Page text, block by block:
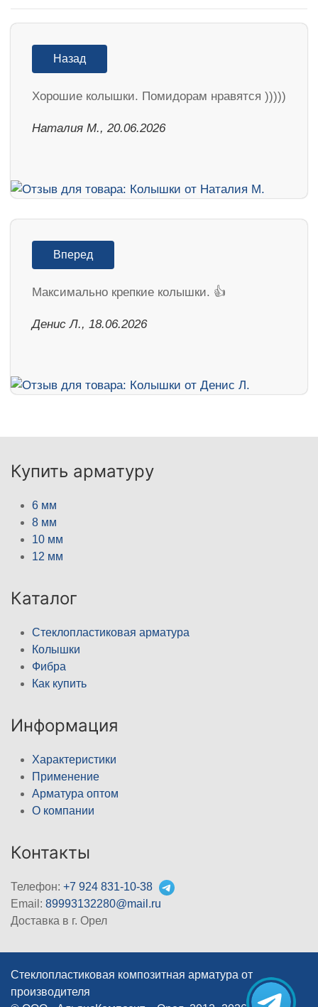
Назад
Хорошие колышки. Помидорам нравятся )))))
Наталия М., 20.06.2026
Вперед
Максимально крепкие колышки. 👍
Денис Л., 18.06.2026
Купить арматуру
6 мм
8 мм
10 мм
12 мм
Каталог
Стеклопластиковая арматура
Колышки
Фибра
Как купить
Информация
Характеристики
Применение
Арматура оптом
О компании
Контакты
Телефон: +7 924 831-10-38
Email: 89993132280@mail.ru
Доставка в г. Орел
Стеклопластиковая композитная арматура от
производителя